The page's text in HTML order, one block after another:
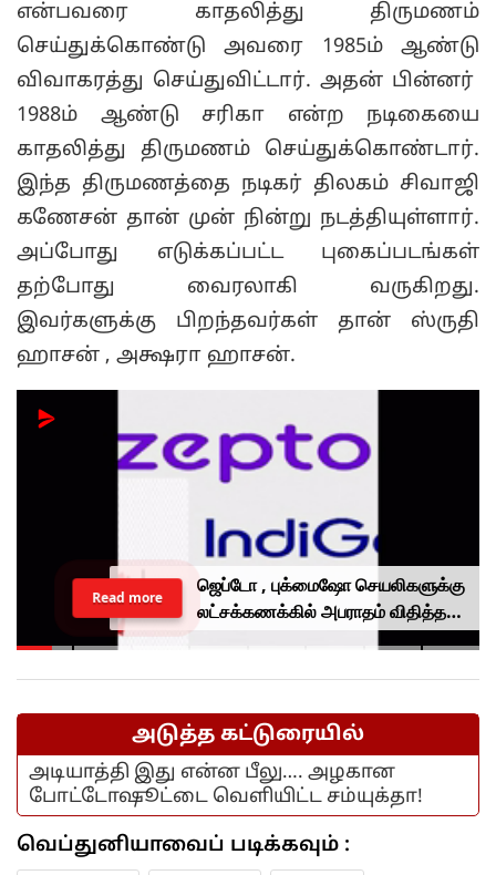
என்பவரை காதலித்து திருமணம்
செய்துக்கொண்டு அவரை 1985ம் ஆண்டு
விவாகரத்து செய்துவிட்டார். அதன் பின்னர்
1988ம் ஆண்டு சரிகா என்ற நடிகையை
காதலித்து திருமணம் செய்துக்கொண்டார்.
இந்த திருமணத்தை நடிகர் திலகம் சிவாஜி
கணேசன் தான் முன் நின்று நடத்தியுள்ளார்.
அப்போது எடுக்கப்பட்ட புகைப்படங்கள்
தற்போது வைரலாகி வருகிறது.
இவர்களுக்கு பிறந்தவர்கள் தான் ஸ்ருதி
ஹாசன் , அக்ஷரா ஹாசன்.
ஜெப்டோ , புக்மைஷோ செயலிகளுக்கு
லட்சக்கணக்கில் அபராதம் விதித்த
மத்திய அரசு.. என்ன காரணம்?
Read more
அடுத்த கட்டுரையில்
அடியாத்தி இது என்ன பீலு…. அழகான
போட்டோஷூட்டை வெளியிட்ட சம்யுக்தா!
வெப்துனியாவைப் படிக்கவும் :